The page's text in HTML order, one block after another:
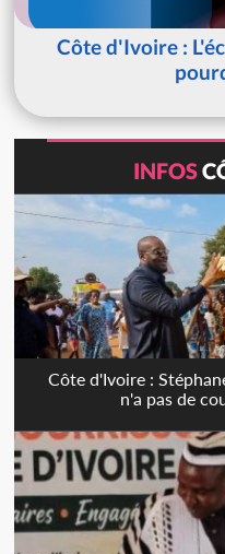
Côte d'Ivoire :
INFOS
Côte d'Ivoire :
n'a pas de